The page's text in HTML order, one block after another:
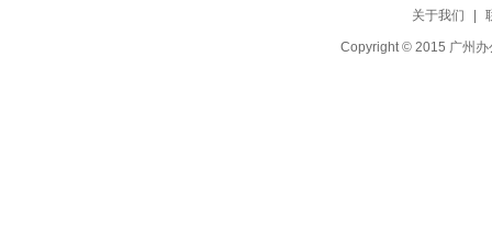
关于我们
Copyright © 2015 广州办